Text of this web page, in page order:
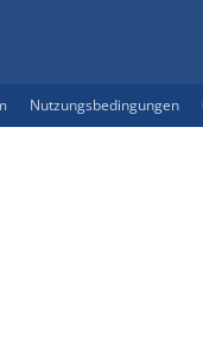
Nutzungsbedingungen